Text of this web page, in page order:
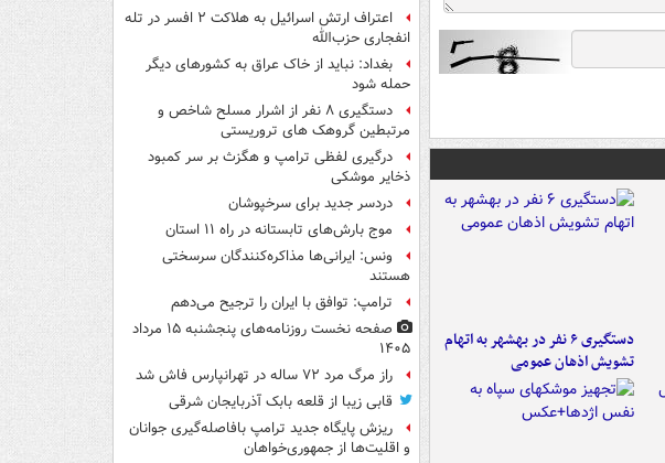
دستگیری ۶ نفر در بهشهر به اتهام
تشویش اذهان عمومی
اعتراف ارتش اسرائیل به هلاکت ۲ افسر در تله
انفجاری حزب‌الله
بغداد: نباید از خاک عراق به کشورهای دیگر
حمله شود
دستگیری ۸ نفر از اشرار مسلح شاخص و
مرتبطین گروهک های تروریستی
درگیری لفظی ترامپ و هگزث بر سر کمبود
ذخایر موشکی
دردسر جدید برای سرخپوشان
موج بارش‌های تابستانه در راه ۱۱ استان
ونس: ایرانی‌ها مذاکره‌کنندگان سرسختی
هستند
ترامپ: توافق با ایران را ترجیح می‌دهم
صفحه نخست روزنامه‌های پنجشنبه ۱۵ مرداد
۱۴۰۵
راز مرگ مرد ۷۲ ساله در تهرانپارس فاش شد
قابی زیبا از قلعه بابک آذربایجان شرقی
ریزش پایگاه جدید ترامپ بافاصله‌گیری جوانان
و اقلیت‌ها از جمهوری‌خواهان